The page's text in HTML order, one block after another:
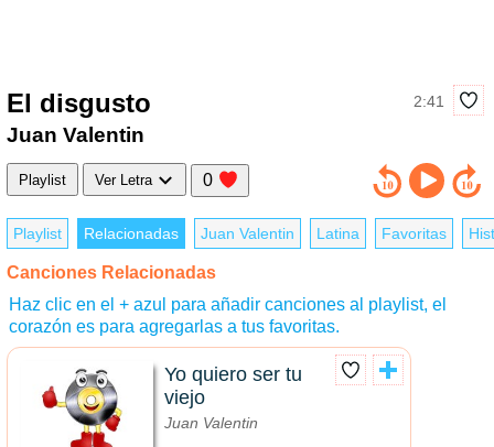
El disgusto 2:41
Juan Valentin
Playlist Ver Letra 0
Playlist Relacionadas Juan Valentin Latina Favoritas
Canciones Relacionadas
Haz clic en el + azul para añadir canciones al playlist, el
corazón es para agregarlas a tus favoritas.
Yo quiero ser tu
viejo
Juan Valentin